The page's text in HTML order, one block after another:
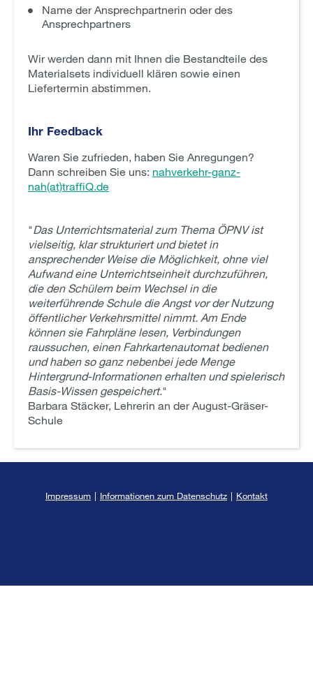
Name der Ansprechpartnerin oder des
Ansprechpartners
Wir werden dann mit Ihnen die Bestandteile des
Materialsets individuell klären sowie einen
Liefertermin abstimmen.
Ihr Feedback
Waren Sie zufrieden, haben Sie Anregungen?
Dann schreiben Sie uns: nahverkehr-ganz-
nah(at)traffiQ.de
"Das Unterrichtsmaterial zum Thema ÖPNV ist
vielseitig, klar strukturiert und bietet in
ansprechender Weise die Möglichkeit, ohne viel
Aufwand eine Unterrichtseinheit durchzuführen,
die den Schülern beim Wechsel in die
weiterführende Schule die Angst vor der Nutzung
öffentlicher Verkehrsmittel nimmt. Am Ende
können sie Fahrpläne lesen, Verbindungen
raussuchen, einen Fahrkartenautomat bedienen
und haben so ganz nebenbei jede Menge
Hintergrund-Informationen erhalten und spielerisch
Basis-Wissen gespeichert."
Barbara Stäcker, Lehrerin an der August-Gräser-
Schule
Impressum | Informationen zum Datenschutz | Kontakt